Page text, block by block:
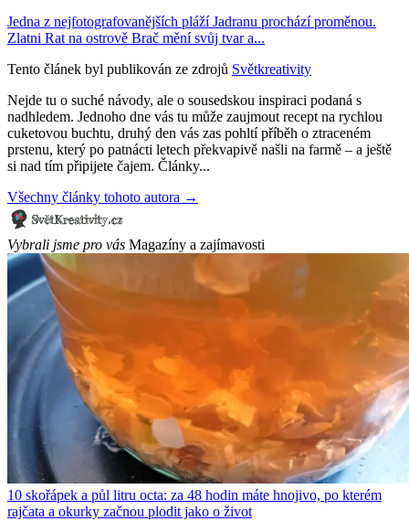
Jedna z nejfotografovanějších pláží Jadranu prochází proměnou.
Zlatni Rat na ostrově Brač mění svůj tvar a...
Tento článek byl publikován ze zdrojů Světkreativity
Nejde tu o suché návody, ale o sousedskou inspiraci podaná s
nadhledem. Jednoho dne vás tu může zaujmout recept na rychlou
cuketovou buchtu, druhý den vás zas pohltí příběh o ztraceném
prstenu, který po patnácti letech překvapivě našli na farmě – a ještě
si nad tím připijete čajem. Články...
Všechny články tohoto autora →
Vybrali jsme pro vás Magazíny a zajímavosti
10 skořápek a půl litru octa: za 48 hodin máte hnojivo, po kterém
rajčata a okurky začnou plodit jako o život